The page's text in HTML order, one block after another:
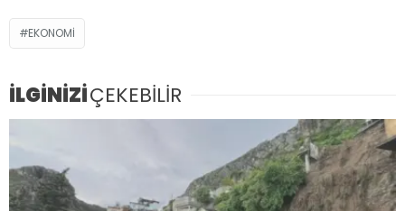
EKONOMI
İLGİNİZİÇEKEBİLİR